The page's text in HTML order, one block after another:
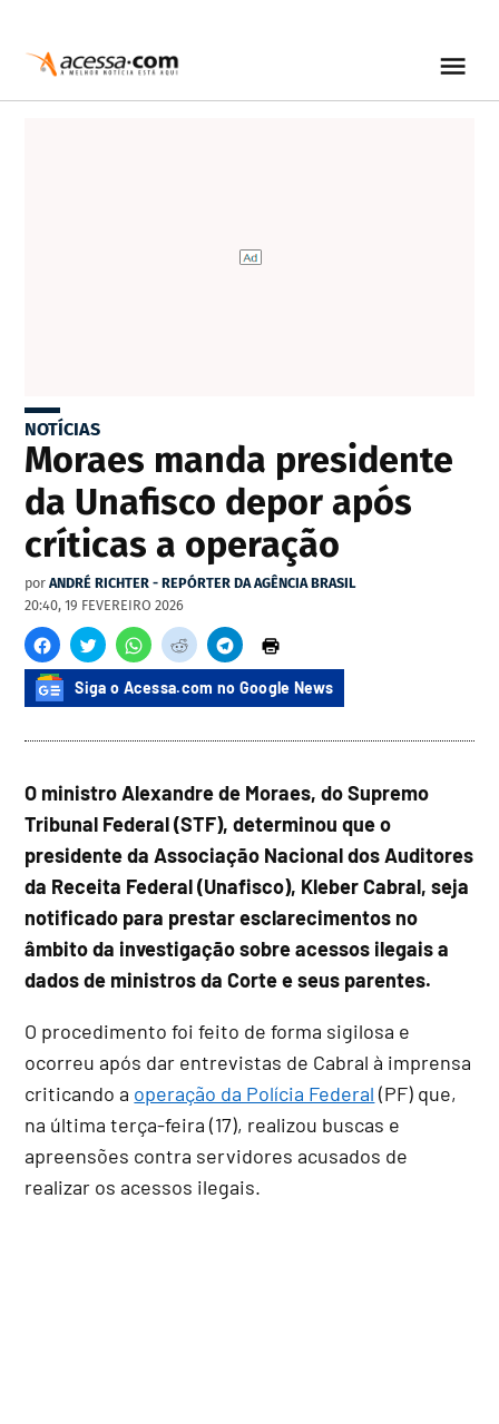
NOTÍCIAS
Moraes manda presidente
da Unafisco depor após
críticas a operação
por ANDRÉ RICHTER - REPÓRTER DA AGÊNCIA BRASIL
20:40, 19 FEVEREIRO 2026
Siga o Acessa.com no Google News
O ministro Alexandre de Moraes, do Supremo
Tribunal Federal (STF), determinou que o
presidente da Associação Nacional dos Auditores
da Receita Federal (Unafisco), Kleber Cabral, seja
notificado para prestar esclarecimentos no
âmbito da investigação sobre acessos ilegais a
dados de ministros da Corte e seus parentes.
O procedimento foi feito de forma sigilosa e
ocorreu após dar entrevistas de Cabral à imprensa
criticando a operação da Polícia Federal (PF) que,
na última terça-feira (17), realizou buscas e
apreensões contra servidores acusados de
realizar os acessos ilegais.